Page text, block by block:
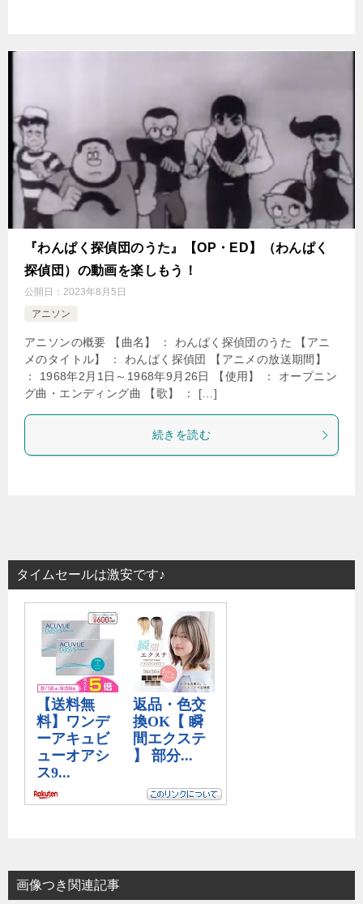
『わんぱく探偵団のうた』【OP・ED】（わんぱく
探偵団）の動画を楽しもう！
公開日： 2023年8月5日
アニソン
アニソンの概要 【曲名】 ： わんぱく探偵団のうた 【アニ
メのタイトル】 ： わんぱく探偵団 【アニメの放送期間】
： 1968年2月1日～1968年9月26日 【使用】 ： オープニン
グ曲・エンディング曲 【歌】 ： […]
続きを読む
タイムセールは激安です♪
画像つき関連記事